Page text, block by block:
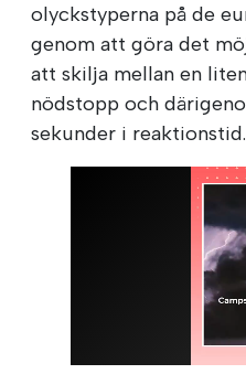
olyckstyperna på de
genom att göra det
att skilja mellan en
nödstopp och
sekunder i reaktionstid.